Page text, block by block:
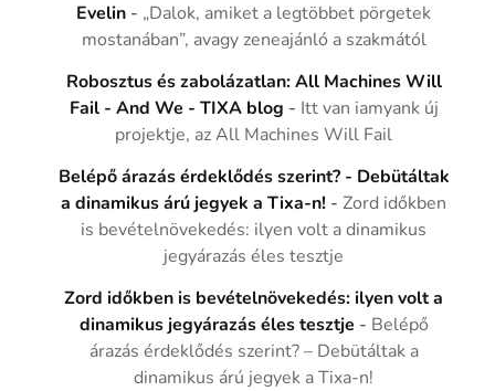
Evelin - „Dalok, amiket a legtöbbet pörgetek
mostanában”, avagy zeneajánló a szakmától
Robosztus és zabolázatlan: All Machines Will
Fail - And We - TIXA blog - Itt van iamyank új
projektje, az All Machines Will Fail
Belépő árazás érdeklődés szerint? - Debütáltak
a dinamikus árú jegyek a Tixa-n! -Zord időkben
is bevételnövekedés: ilyen volt a dinamikus
jegyárazás éles tesztje
Zord időkben is bevételnövekedés: ilyen volt a
dinamikus jegyárazás éles tesztje - Belépő
árazás érdeklődés szerint? – Debütáltak a
dinamikus árú jegyek a Tixa-n!